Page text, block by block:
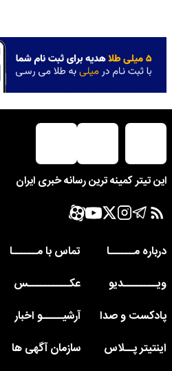
این تیتر کمینه ترین رسانه خبری ایران
درباره مــــــا
تماس با مــــــا
ویــــــــدیو
عکــــــــــس
پادکست و صدا
آرشیـــــو اخبار
اینتیتر پــلاس
سازمان آگهی ها